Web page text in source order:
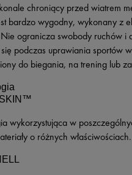
chroniący przed wiatrem
bardzo wygodny, wykonany z
Nie ogranicza swobody ruchów i
podczas uprawiania sportów
do biegania, na trening lub
wykorzystująca w
o różnych właściwościach.